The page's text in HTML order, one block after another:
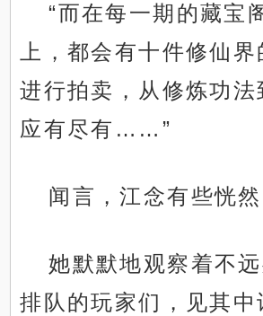
“而在每一期的藏宝
上，都会有十件修仙
进行拍卖，从修炼功法
应有尽有……”
闻言，江念有些恍然
她默默地观察着不
排队的玩家们，见其中